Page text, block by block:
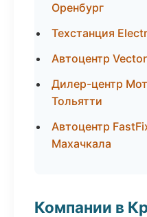
Оренбург
Техстанция
Автоцентр
Дилер-центр
Тольятти
Автоцентр
Махачкала
Компании в